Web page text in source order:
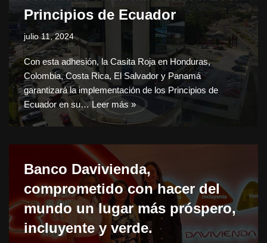
Principios de Ecuador
julio 11, 2024
Con esta adhesión, la Casita Roja en Honduras,
Colombia, Costa Rica, El Salvador y Panamá
garantizará la implementación de los Principios de
Ecuador en su…Leer más »
Banco Davivienda,
comprometido con hacer del
mundo un lugar más próspero,
incluyente y verde.